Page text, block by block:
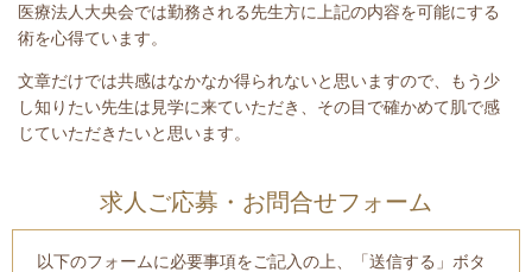
医療法人大央会では勤務される先生方に上記の内容を可能にする
術を心得ています。
文章だけでは共感はなかなか得られないと思いますので、もう少
し知りたい先生は見学に来ていただき、その目で確かめて肌で感
じていただきたいと思います。
求人ご応募・お問合せフォーム
以下のフォームに必要事項をご記入の上、「送信する」ボタ